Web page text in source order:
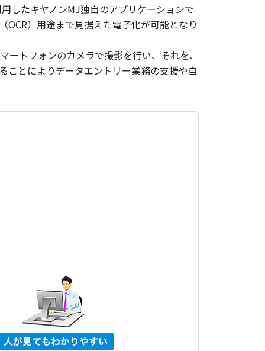
したキヤノンMJ独自のアプリケーションで
）用途まで見据えた電子化が可能となり
トフォンのカメラで撮影を行い、それを、
ことによりデータエントリー業務の支援や自